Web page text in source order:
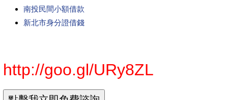
南投民間小額借款
新北市身分證借錢
http://goo.gl/URy8ZL